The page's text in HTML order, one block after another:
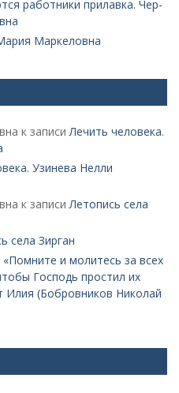
работники прилавка. Чер­
Маркеловна
к записиЛечить человека.
Узинева Нелли
к записиЛетопись села
села Зирган
«Помните и молитесь за всех
Господь простил их
Илия (Бобровников Николай